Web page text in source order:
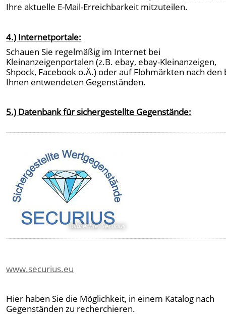
Ihre aktuelle E-Mail-Erreichbarkeit mitzuteilen.
4.) Internetportale:
Schauen Sie regelmäßig im Internet bei
Kleinanzeigenportalen (z.B. ebay, ebay-Kleinanzeigen,
Shpock, Facebook o.Ä.) oder auf Flohmärkten nach den
Ihnen entwendeten Gegenständen.
5.) Datenbank für sichergestellte Gegenstände:
Bildrechte:Securius
www.securius.eu
Hier haben Sie die Möglichkeit, in einem Katalog nach
Gegenständen zu recherchieren.